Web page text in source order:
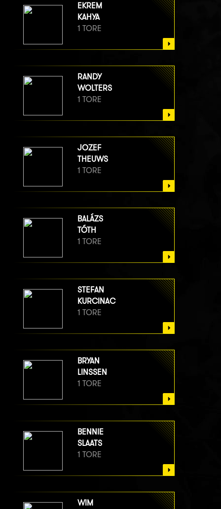
EKREM
KAHYA
1 TORE
RANDY
WOLTERS
1 TORE
JOZEF
THEUWS
1 TORE
BALÁZS
TÓTH
1 TORE
STEFAN
KURCINAC
1 TORE
BRYAN
LINSSEN
1 TORE
BENNIE
SLAATS
1 TORE
WIM